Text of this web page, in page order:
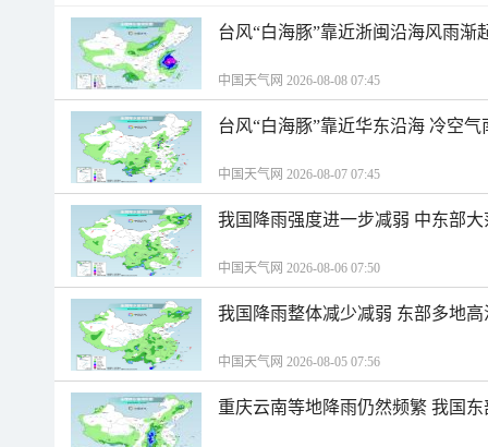
台风“白海豚”靠近浙闽沿海风雨渐
中国天气网 2026-08-08 07:45
台风“白海豚”靠近华东沿海 冷空
中国天气网 2026-08-07 07:45
我国降雨强度进一步减弱 中东部
中国天气网 2026-08-06 07:50
我国降雨整体减少减弱 东部多地
中国天气网 2026-08-05 07:56
重庆云南等地降雨仍然频繁 我国